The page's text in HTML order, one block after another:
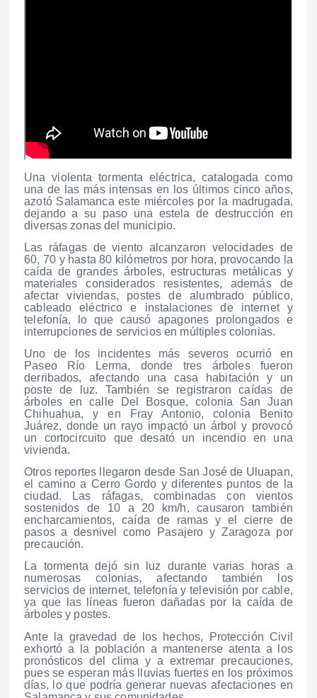
Una violenta tormenta eléctrica, catalogada como
una de las más intensas en los últimos cinco años,
azotó Salamanca este miércoles por la madrugada,
dejando a su paso una estela de destrucción en
diversas zonas del municipio.
Las ráfagas de viento alcanzaron velocidades de
60, 70 y hasta 80 kilómetros por hora, provocando la
caída de grandes árboles, estructuras metálicas y
materiales considerados resistentes, además de
afectar viviendas, postes de alumbrado público,
cableado eléctrico e instalaciones de internet y
telefonía, lo que causó apagones prolongados e
interrupciones de servicios en múltiples colonias.
Uno de los incidentes más severos ocurrió en
Paseo Río Lerma, donde tres árboles fueron
derribados, afectando una casa habitación y un
poste de luz. También se registraron caídas de
árboles en calle Del Bosque, colonia San Juan
Chihuahua, y en Fray Antonio, colonia Benito
Juárez, donde un rayo impactó un árbol y provocó
un cortocircuito que desató un incendio en una
vivienda.
Otros reportes llegaron desde San José de Uluapan,
el camino a Cerro Gordo y diferentes puntos de la
ciudad. Las ráfagas, combinadas con vientos
sostenidos de 10 a 20 km/h, causaron también
encharcamientos, caída de ramas y el cierre de
pasos a desnivel como Pasajero y Zaragoza por
precaución.
La tormenta dejó sin luz durante varias horas a
numerosas colonias, afectando también los
servicios de internet, telefonía y televisión por cable,
ya que las líneas fueron dañadas por la caída de
árboles y postes.
Ante la gravedad de los hechos, Protección Civil
exhortó a la población a mantenerse atenta a los
pronósticos del clima y a extremar precauciones,
pues se esperan más lluvias fuertes en los próximos
días, lo que podría generar nuevas afectaciones en